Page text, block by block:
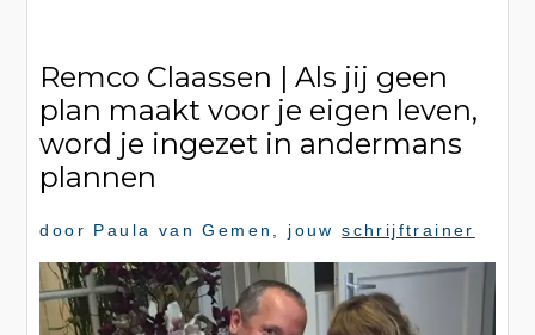
Remco Claassen | Als jij geen
plan maakt voor je eigen leven,
word je ingezet in andermans
plannen
door Paula van Gemen , jouwschrijftrainer